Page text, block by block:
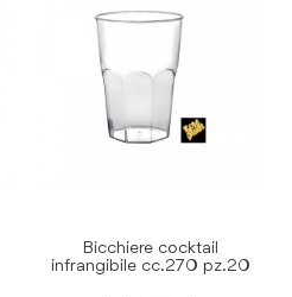
Bicchiere cocktail
infrangibile cc.270 pz.20